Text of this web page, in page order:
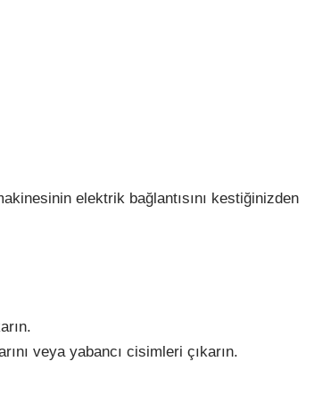
elektrik bağlantısını kestiğinizden
veya yabancı cisimleri çıkarın.